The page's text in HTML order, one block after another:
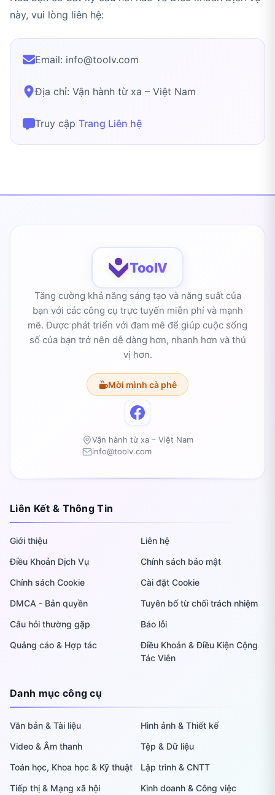
này, vui lòng liên hệ:
Email: info@toolv.com
Địa chỉ: Vận hành từ xa – Việt Nam
Truy cập Trang Liên hệ
ToolV
Tăng cường khả năng sáng tạo và năng suất của
bạn với các công cụ trực tuyến miễn phí và mạnh
mẽ. Được phát triển với đam mê để giúp cuộc sống
số của bạn trở nên dễ dàng hơn, nhanh hơn và thú
vị hơn.
Mời mình cà phê
Vận hành từ xa – Việt Nam
info@toolv.com
Liên Kết & Thông Tin
Giới thiệu
Liên hệ
Điều Khoản Dịch Vụ
Chính sách bảo mật
Chính sách Cookie
Cài đặt Cookie
DMCA - Bản quyền
Tuyên bố từ chối trách nhiệm
Câu hỏi thường gặp
Báo lỗi
Quảng cáo & Hợp tác
Điều Khoản & Điều Kiện Cộng
Tác Viên
Danh mục công cụ
Văn bản & Tài liệu
Hình ảnh & Thiết kế
Video & Âm thanh
Tệp & Dữ liệu
Toán học, Khoa học & Kỹ thuật
Lập trình & CNTT
Tiếp thị & Mạng xã hội
Kinh doanh & Công việc